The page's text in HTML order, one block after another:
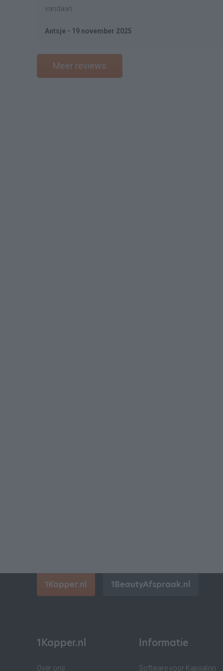
vandaan.
Antsje - 19 november 2025
Meer reviews
1Kapper.nl 1BeautyAfspraak.nl
1Kapper.nl
Over ons
Informatie
Software voor Kapsalon